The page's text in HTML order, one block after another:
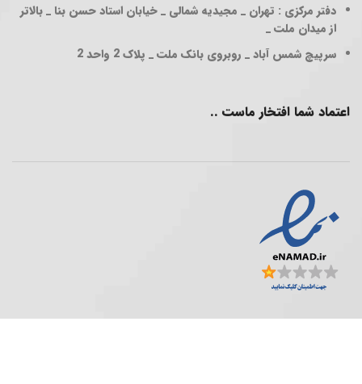
دفتر مرکزی : تهران _ مجیدیه شمالی _ خیابان استاد حسن بنا _ بالاتر
از میدان ملت _
سرپیچ شمس آباد _ روبروی بانک ملت _ پلاک 2 واحد 2
اعتماد شما افتخار ماست ..